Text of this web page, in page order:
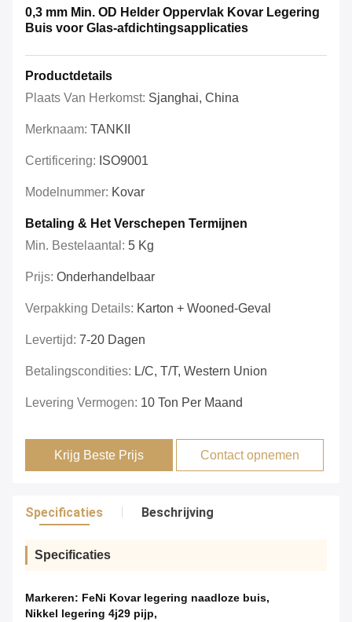
0,3 mm Min. OD Helder Oppervlak Kovar Legering
Buis voor Glas-afdichtingsapplicaties
Productdetails
Plaats Van Herkomst: Sjanghai, China
Merknaam: TANKII
Certificering: ISO9001
Modelnummer: Kovar
Betaling & Het Verschepen Termijnen
Min. Bestelaantal: 5 Kg
Prijs: Onderhandelbaar
Verpakking Details: Karton + Wooned-Geval
Levertijd: 7-20 Dagen
Betalingscondities: L/C, T/T, Western Union
Levering Vermogen: 10 Ton Per Maand
Krijg Beste Prijs Contact opnemen
Specificaties Beschrijving
Specificaties
Markeren: FeNi Kovar legering naadloze buis,
Nikkel legering 4j29 pijp,